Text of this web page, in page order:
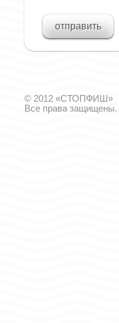
© 2012 «СТОПФИШ»
Все права защищены.